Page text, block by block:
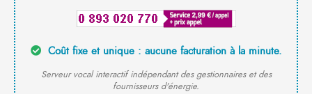
Coût fixe et unique : aucune facturation à la minute.
Serveur vocal interactif indépendant des gestionnaires et des
fournisseurs d'énergie.